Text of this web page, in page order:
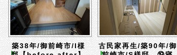
築38年/御前崎市/I様
古民家再生/築90年/御